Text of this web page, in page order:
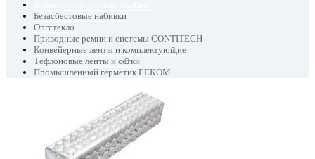
Безасбестовые набивки
Оргстекло
Приводные ремни и системы CONTITECH
Конвейерные ленты и комплектующие
Тефлоновые ленты и сетки
Промышленный герметик ГЕКОМ